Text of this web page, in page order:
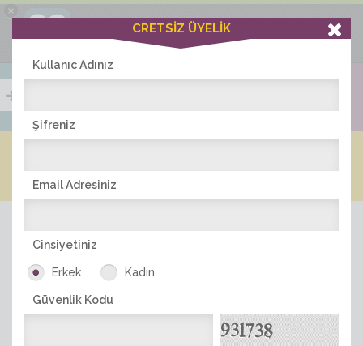
×
Ciddiask Uygulaması
+1 Hafta Gold Üyelik Kazan
Bedava - com.ciddi.ask
İNDİR
CRETSİZ ÜYELİK
Kullanıc Adınız
Şifreniz
Email Adresiniz
Cinsiyetiniz
Erkek Kadın
Güvenlik Kodu